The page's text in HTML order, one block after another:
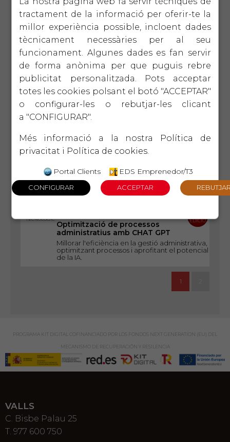
VERTICALS
1 d'octubre
El protocol familiar
La perdurabilitat de l'empresa familiar passa
pel diàleg intergeneracional en base a la
CONFIANÇA i el COMPROMÍS.
5ª
EIX
15 d'octubre
Introducció a la intel ligència
artificial
Què és ChatGPT i com ens pot ajudar a
optimitzar la gestió?
2ª
LIDERATGE
22 d'octubre
comandaments intermedis
Donar les eines necessàries per desenvolupar
habilitats bàsiques, motivar, guiar i
desenvolupar persones i equips de treball
TECNOLÒGIC
Optimització de processos
administratius amb CHAT GPT
Millorar l'eficiència en la gestió administrativa,
optimitzant processos i aprofitant el potencial
de la IA.
EDICIÓ
1
PROGRAMA KIT DIGITAL COFINANCIADO POR LOS FONDOS NEXT GENERATION (EU) DEL
MECANISMO DE RECUPERACIÓN Y RESILENCIA
VALLS
C. Bisbe Palau 25
T. 977 600 750
tractament de la informació per oferir-te la
millor experiència possible, incloent dades
tècnicament necessàries per al seu
funcionament. Algunes dades es fan servir
de forma anònima per que puguis rebre
publicitat personalitzada. Pots acceptar
totes les cookies polsant el botó "ACCEPTAR"
o configurar-les o rebutjar-les clicant
a "CONFIGURAR".
Més informació a la nostra
Política de
privacitat i Política de cookies.
Portal Clients EDS Emprenedor/T3